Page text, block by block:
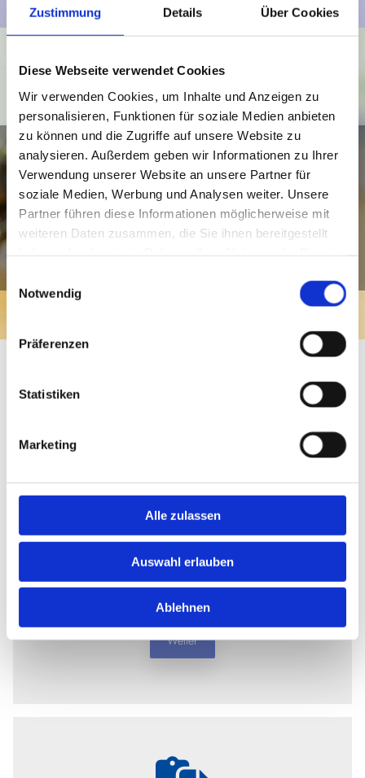
Zustimmung Details Über Cookies
Diese Webseite verwendet Cookies
Wir verwenden Cookies, um Inhalte und Anzeigen zu
personalisieren, Funktionen für soziale Medien anbieten
zu können und die Zugriffe auf unsere Website zu
analysieren. Außerdem geben wir Informationen zu Ihrer
Verwendung unserer Website an unsere Partner für
soziale Medien, Werbung und Analysen weiter. Unsere
Partner führen diese Informationen möglicherweise mit
weiteren Daten zusammen, die Sie ihnen bereitgestellt
Notwendig
Präferenzen
Statistiken
Marketing
Alle zulassen
Auswahl erlauben
Ablehnen
ÜBER UNS
Lernen Sie unsere Kanzlei kennen.
Mehr erfahren
Schwerpunkte
Erfahren Sie mehr über die Schwerpunkte
unseres Leistungsportfolios.
Weiter